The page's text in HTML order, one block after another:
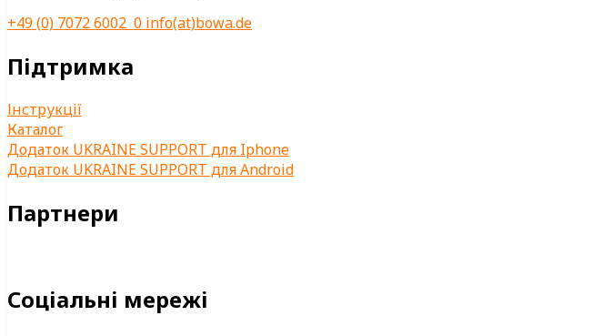
+49 (0) 7072 6002 0 info(at)bowa.de
Підтримка
Інструкції
Каталог
Додаток UKRAINE SUPPORT для Iphone
Додаток UKRAINE SUPPORT для Android
Партнери
Соціальні мережі